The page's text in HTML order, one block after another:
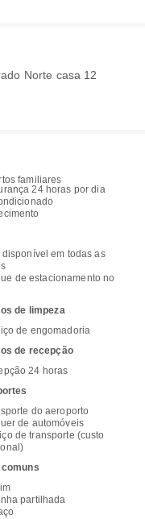
Norte casa 12
familiares
24 horas por dia
disponível em todas as
de estacionamento no
de limpeza
de engomadoria
de recepção
24 horas
do aeroporto
de automóveis
de transporte (custo
partilhada